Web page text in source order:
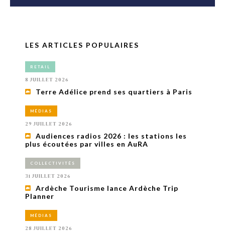
LES ARTICLES POPULAIRES
RETAIL
8 JUILLET 2026
Terre Adélice prend ses quartiers à Paris
MÉDIAS
29 JUILLET 2026
Audiences radios 2026 : les stations les
plus écoutées par villes en AuRA
COLLECTIVITÉS
31 JUILLET 2026
Ardèche Tourisme lance Ardèche Trip
Planner
MÉDIAS
28 JUILLET 2026